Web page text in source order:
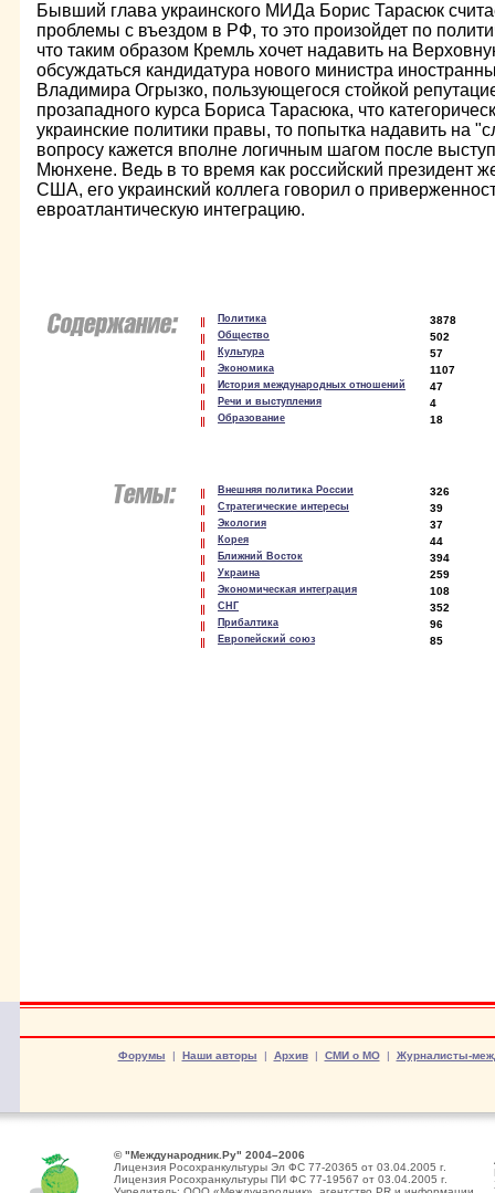
Бывший глава украинского МИДа Борис Тарасюк
проблемы с въездом в РФ, то это произойдет по
что таким образом Кремль хочет надавить на
обсуждаться кандидатура нового министра
Владимира Огрызко, пользующегося стойкой
прозападного курса Бориса Тарасюка, что
украинские политики правы, то попытка надавить на
вопросу кажется вполне логичным шагом после
Мюнхене. Ведь в то время как российский президент
США, его украинский коллега говорил о
евроатлантическую интеграцию.
Политика 3878
Общество 502
Культура 57
Экономика 1107
История международных отношений 47
Речи и выступления 4
Образование 18
Внешняя политика России 326
Стратегические интересы 39
Экология 37
Корея 44
Ближний Восток 394
Украина 259
Экономическая интеграция 108
СНГ 352
Прибалтика 96
Европейский союз 85
Форумы | Наши авторы | Архив| СМИ о МО| Журналисты-
© "Международник.Ру" 2004–2006
Лицензия Росохранкультуры Эл ФС 77-20365 от 03.04.2005 г.
Лицензия Росохранкультуры ПИ ФС 77-19567 от 03.04.2005 г.